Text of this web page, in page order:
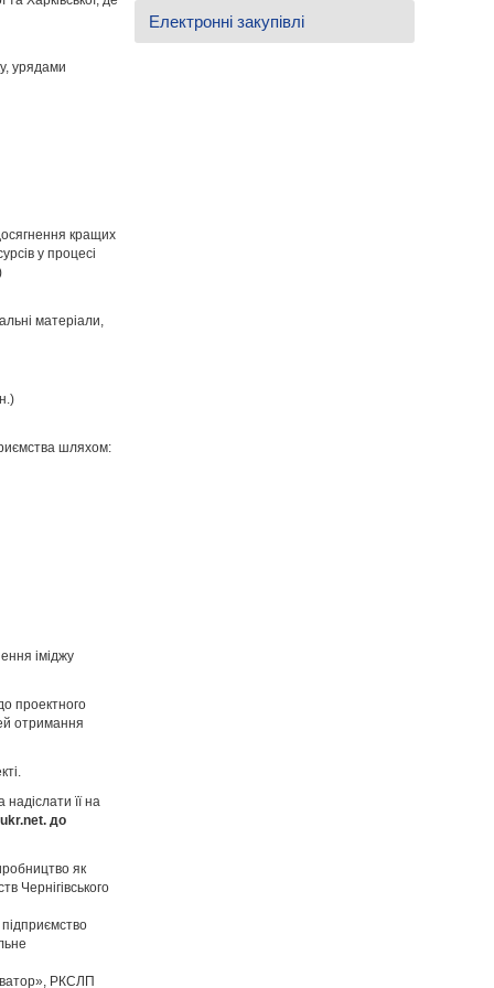
урядами
кращих
у процесі
матеріали,
шляхом:
іміджу
проектного
отримання
її на
. до
як
Чернігівського
РКСЛП
Електронні закупівлі